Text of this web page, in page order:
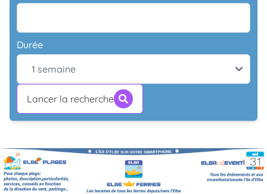
Durée
Lancer la recherche